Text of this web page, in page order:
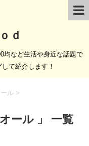
ｄ
均など生活や身近な話題で
て紹介します！
ル >
ール 」 一覧